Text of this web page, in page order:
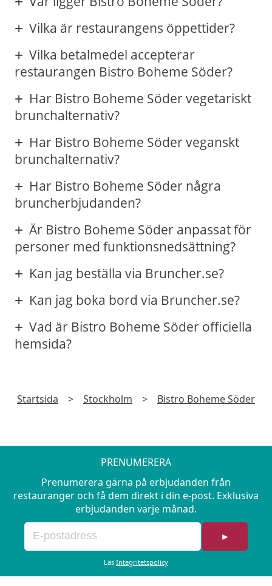
Vilka är restaurangens öppettider?
Vilka betalmedel accepterar
restaurangen Bistro Boheme Söder?
Har Bistro Boheme Söder vegetariskt
brunchalternativ?
Har Bistro Boheme Söder veganskt
brunchalternativ?
Har Bistro Boheme Söder några
bruncherbjudanden?
Är Bistro Boheme Söder anpassat för
personer med funktionsnedsättning?
Kan jag beställa via Bruncher.se?
Kan jag boka bord via Bruncher.se?
Vad är Bistro Boheme Söder officiella
hemsida?
Startsida > Stockholm > Bistro Boheme Söder
PRENUMERERA
Prenumerera gärna på erbjudanden från
restauranger och få dem direkt i din e-post. Exklusiva
erbjudanden varje månad.
►
Läs Integritetspolicy